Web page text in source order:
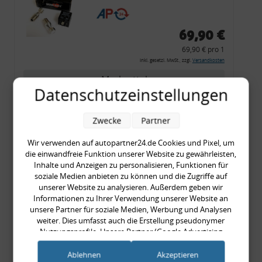
CF 14
69,90 €
69,90 € pro 1
inkl. gesetzl. MwSt., zzgl. Versandkosten
Merkzettel
Zum Artikel
Rückleuchtenband mit
Blinker, rot, US-Ecken,
Audi 80 Cabrio, Typ 89,
OE-Nr.: 8G0945225 +
8G0945225C
999,99 €
999,99 € pro 1
Datenschutzeinstellungen
Wir verwenden auf autopartner24.de Cookies und Pixel, um
die einwandfreie Funktion unserer Website zu gewährleisten,
Inhalte und Anzeigen zu personalisieren, Funktionen für
soziale Medien anbieten zu können und die Zugriffe auf
unserer Website zu analysieren. Außerdem geben wir
Informationen zu Ihrer Verwendung unserer Website an
unsere Partner für soziale Medien, Werbung und Analysen
weiter. Dies umfasst auch die Erstellung pseudonymer
Nutzungsprofile. Unsere Partner (Google Advertising
Products) führen diese Informationen möglicherweise mit
weiteren Daten zusammen, die Sie ihnen bereitgestellt haben
Zwecke Partner
Ablehnen Akzeptieren